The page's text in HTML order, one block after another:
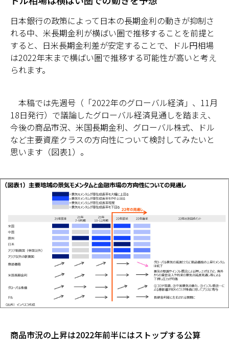
日本銀行の政策によって日本の長期金利の動きが抑制さ
れる中、米長期金利が横ばい圏で推移することを前提と
すると、日米長期金利差が安定することで、ドル円相場
は2022年末まで横ばい圏で推移する可能性が高いと考え
られます。
本稿では先週号（「2022年のグローバル経済」、11月
18日発行）で議論したグローバル経済見通しを踏まえ、
今後の商品市況、米国長期金利、グローバル株式、ドル
など主要資産クラスの方向性について検討してみたいと
思います（図表1）。
商品市況の上昇は2022年前半にはストップする公算